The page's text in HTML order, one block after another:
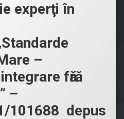
experţi în
–
fӑrӑ
–
101688 depus